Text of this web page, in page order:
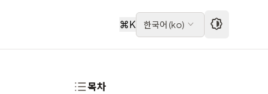
⌘K 한국어(ko)
목차